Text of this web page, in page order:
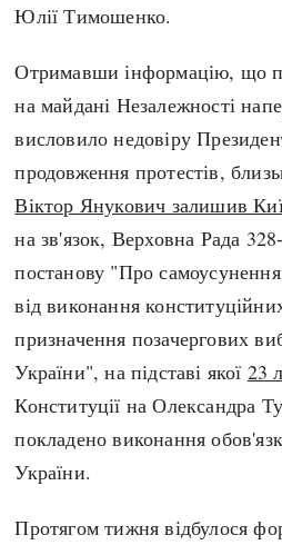
Юлії Тимошенко.
Отримавши інформацію, що
на майдані Незалежності
висловило недовіру
продовження протестів,
Віктор Янукович залишив
на зв'язок, Верховна Рада
постанову "Про
від виконання
призначення позачергових
України", на підставі якої 23
Конституції на Олександра
покладено виконання
України.
Протягом тижня відбулося